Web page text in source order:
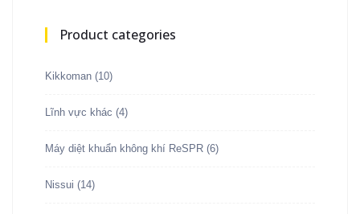
Product categories
Kikkoman (10)
Lĩnh vực khác (4)
Máy diệt khuẩn không khí ReSPR (6)
Nissui (14)